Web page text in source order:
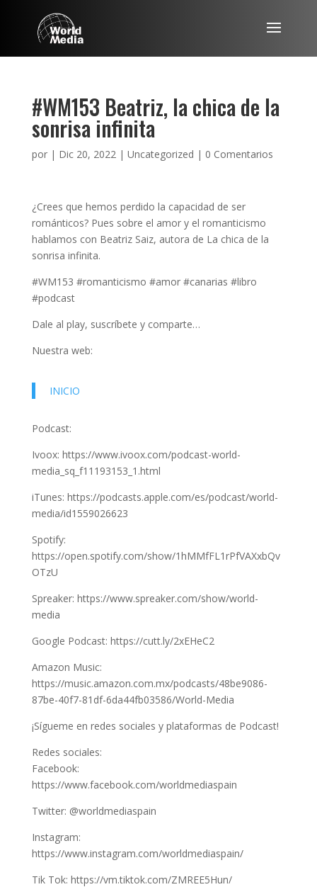
#WM153 Beatriz, la chica de la
sonrisa infinita
por | Dic 20, 2022| Uncategorized | 0 Comentarios
¿Crees que hemos perdido la capacidad de ser
románticos? Pues sobre el amor y el romanticismo
hablamos con Beatriz Saiz, autora de La chica de la
sonrisa infinita.
#WM153 #romanticismo #amor #canarias #libro
#podcast
Dale al play, suscríbete y comparte…
Nuestra web:
INICIO
Podcast:
Ivoox: https://www.ivoox.com/podcast-world-
media_sq_f11193153_1.html
iTunes: https://podcasts.apple.com/es/podcast/world-
media/id1559026623
Spotify:
https://open.spotify.com/show/1hMMfFL1rPfVAXxbQv
OTzU
Spreaker: https://www.spreaker.com/show/world-
media
Google Podcast: https://cutt.ly/2xEHeC2
Amazon Music:
https://music.amazon.com.mx/podcasts/48be9086-
87be-40f7-81df-6da44fb03586/World-Media
¡Sígueme en redes sociales y plataformas de Podcast!
Redes sociales:
Facebook:
https://www.facebook.com/worldmediaspain
Twitter: @worldmediaspain
Instagram:
https://www.instagram.com/worldmediaspain/
Tik Tok: https://vm.tiktok.com/ZMREE5Hun/